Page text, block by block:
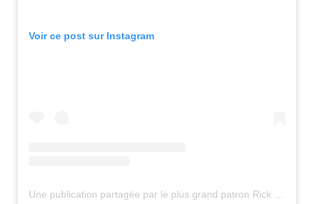
Voir ce post sur Instagram